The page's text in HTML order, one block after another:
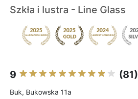
Szkła i lustra - Line Glass
9 (81)
Buk, Bukowska 11a